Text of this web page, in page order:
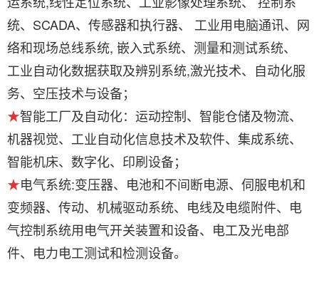
统、SCADA、传感器和执行器、 工业用电脑通讯、网
络和现场总线系统, 嵌入式系统、测量和测试系统、
工业自动化数据获取及辨别系统,激光技术、自动化服
务、空压技术与设备；
★智能工厂及自动化：运动控制、智能仓储及物流、
机器视觉、工业自动化信息技术及软件、集成系统、
智能机床、数字化、印刷设备；
★电气系统:变压器、电池和不间断电源、伺服电机和
变频器、传动、机械驱动系统、电线及电缆附件、电
气控制系统用电气开关装置和设备、电工及光电部
件、电力电工测试和检测设备。